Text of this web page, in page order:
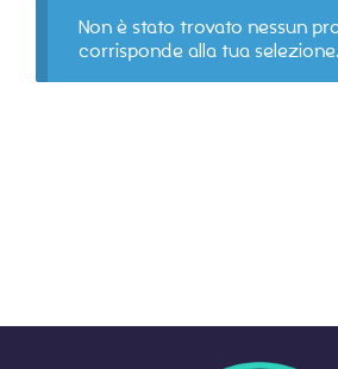
Non è stato trovato nessun
corrisponde alla tua selezione.